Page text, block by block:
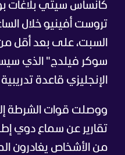
كانساس سيتي بلاغات
تروست أفينيو خلال
سوكر فيلدج" الذي
الإنجليزي قاعدة
ووصلت قوات الشرطة
تقارير عن سماع دوي
من الأشخاص يغادرون